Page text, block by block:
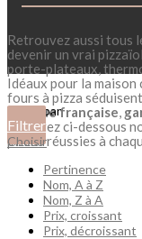
Retrouvez aussi tous
devenir un vrai
porte-plateaux,
Idéaux pour la maison
fours à pizza
Marque française,
Explorez ci-dessous
pizzas réussies à
Filtrer par
Filtrer
Choisir
Pertinence
Nom, A à Z
Nom, Z à A
Prix, croissant
Prix, décroissant